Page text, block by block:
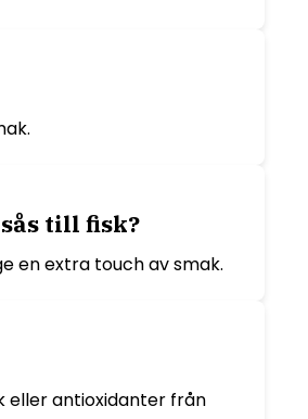
till fisk?
en extra touch av smak.
eller antioxidanter från